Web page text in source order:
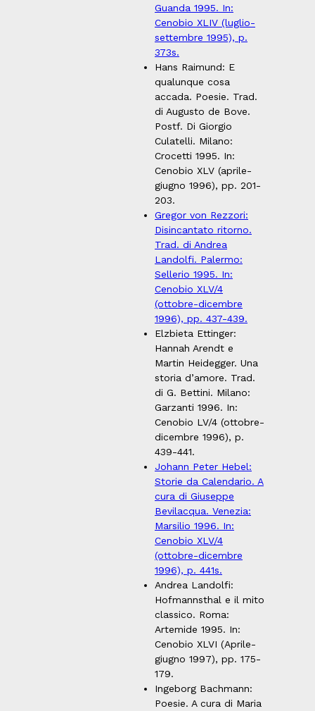
Guanda 1995. In:
Cenobio XLIV (luglio-
settembre 1995), p.
373s.
Hans Raimund: E
qualunque cosa
accada. Poesie. Trad.
di Augusto de Bove.
Postf. Di Giorgio
Culatelli. Milano:
Crocetti 1995. In:
Cenobio XLV (aprile-
giugno 1996), pp. 201-
203.
Gregor von Rezzori:
Disincantato ritorno.
Trad. di Andrea
Landolfi. Palermo:
Sellerio 1995. In:
Cenobio XLV/4
(ottobre-dicembre
1996), pp. 437-439.
Elzbieta Ettinger:
Hannah Arendt e
Martin Heidegger. Una
storia d’amore. Trad.
di G. Bettini. Milano:
Garzanti 1996. In:
Cenobio LV/4 (ottobre-
dicembre 1996), p.
439-441.
Johann Peter Hebel:
Storie da Calendario. A
cura di Giuseppe
Bevilacqua. Venezia:
Marsilio 1996. In:
Cenobio XLV/4
(ottobre-dicembre
1996), p. 441s.
Andrea Landolfi:
Hofmannsthal e il mito
classico. Roma:
Artemide 1995. In:
Cenobio XLVI (Aprile-
giugno 1997), pp. 175-
179.
Ingeborg Bachmann:
Poesie. A cura di Maria